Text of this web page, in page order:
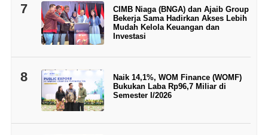
7
CIMB Niaga (BNGA) dan Ajaib Group
Bekerja Sama Hadirkan Akses Lebih
Mudah Kelola Keuangan dan
Investasi
8
Naik 14,1%, WOM Finance (WOMF)
Bukukan Laba Rp96,7 Miliar di
Semester I/2026